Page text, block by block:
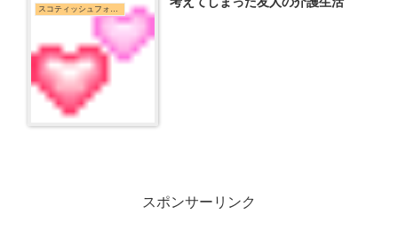
スポンサーリンク